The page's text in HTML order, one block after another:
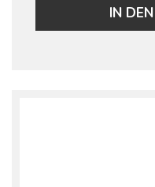
IN